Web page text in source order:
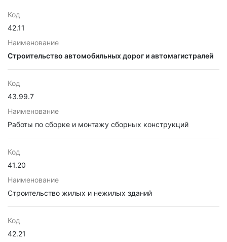
Код
42.11
Наименование
Строительство автомобильных дорог и автомагистралей
Код
43.99.7
Наименование
Работы по сборке и монтажу сборных конструкций
Код
41.20
Наименование
Строительство жилых и нежилых зданий
Код
42.21